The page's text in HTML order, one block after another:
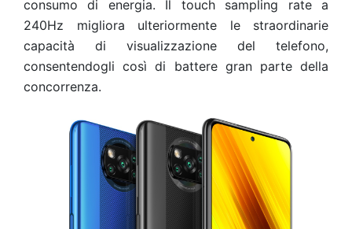
consumo di energia. Il touch sampling rate a
240Hz migliora ulteriormente le straordinarie
capacità di visualizzazione del telefono,
consentendogli così di battere gran parte della
concorrenza.